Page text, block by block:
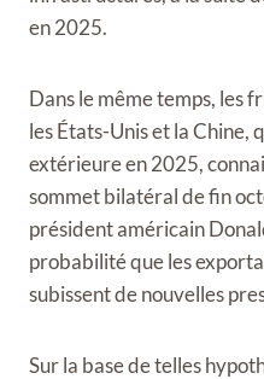
en 2025.
Dans le même temps, les
les États-Unis et la Chine,
extérieure en 2025,
sommet bilatéral de fin
président américain
probabilité que les
subissent de nouvelles
Sur la base de telles